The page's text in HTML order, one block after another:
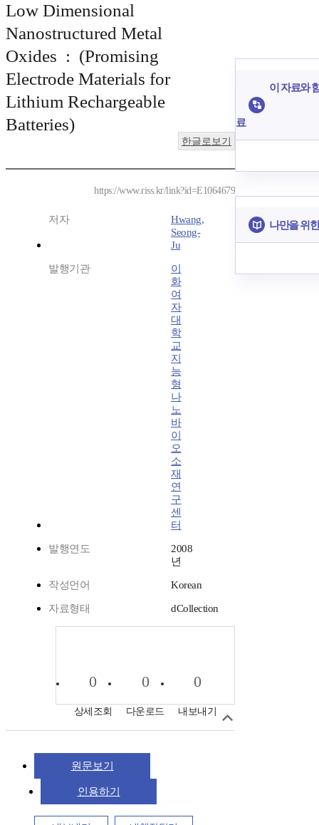
Low Dimensional
Nanostructured Metal
Oxides : (Promising
Electrode Materials for
Lithium Rechargeable
Batteries)
한글로보기
https://www.riss.kr/link?id=E1064679
저자
Hwang,
Seong-
Ju
발행기관
이
화
여
자
대
학
교
지
능
형
나
노
바
이
오
소
재
연
구
센
터
발행연도
2008
년
작성언어 Korean
자료형태 dCollection
0
상세조회
0
다운로드
0
내보내기
원문보기
인용하기
이 자료와
료
나만을 위